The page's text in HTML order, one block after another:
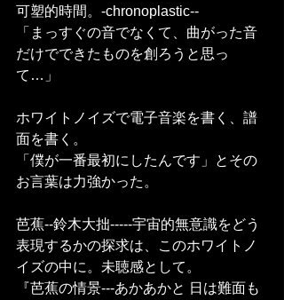
可塑的時間。-chronoplastic--
「まっすぐの音でなくて、曲がった音
だけでできたものを創ろうと思っ
て…」
ホワイトノイズで電子音楽を書く、譜
面を書く。
「僕が一番最初にしたんです」とその
お言葉は力強かった。
芭蕉--鈴木大拙-----宇宙的無意識をどう
表現するかの探求は、このホワイトノ
イズの中に。未聴感として。
『芭蕉の情景---あかあかと 日は難面も